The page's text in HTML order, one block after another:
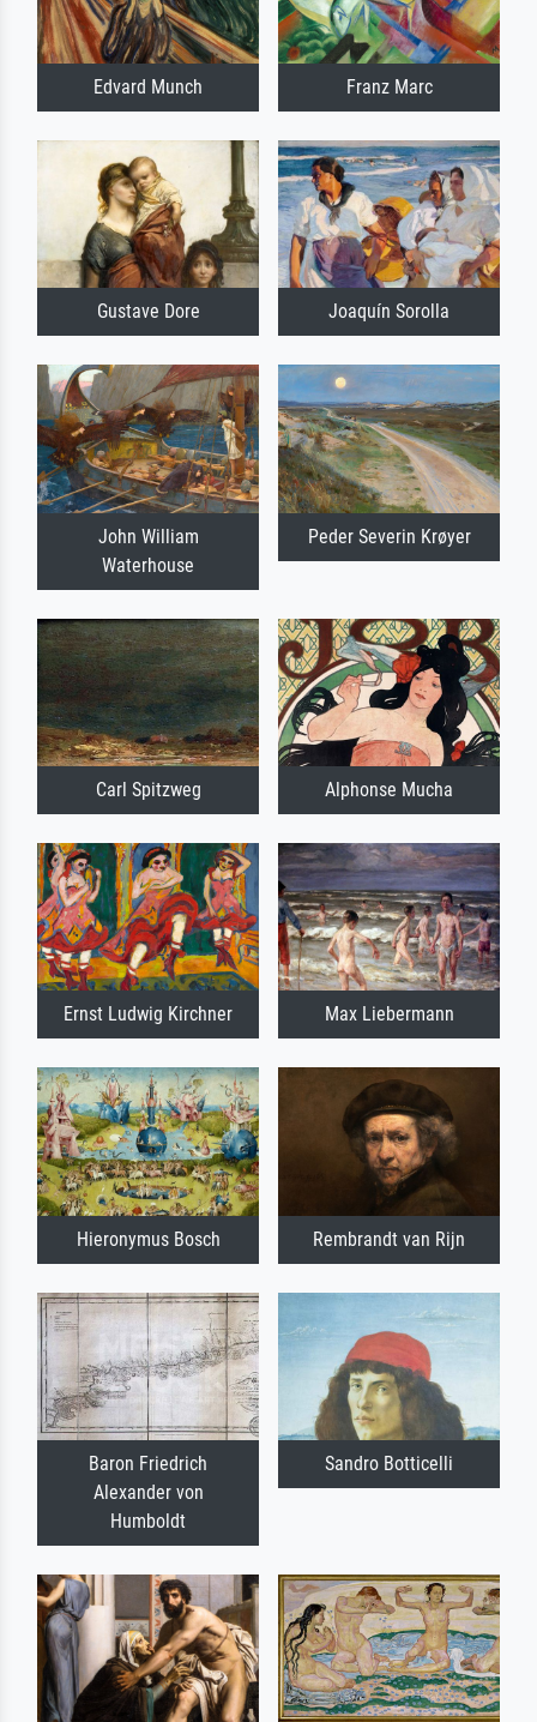
Edvard Munch Franz Marc
Gustave Dore Joaquín Sorolla
John William
Waterhouse
Peder Severin Krøyer
Carl Spitzweg Alphonse Mucha
Ernst Ludwig Kirchner Max Liebermann
Hieronymus Bosch Rembrandt van Rijn
Baron Friedrich
Alexander von
Humboldt
Sandro Botticelli